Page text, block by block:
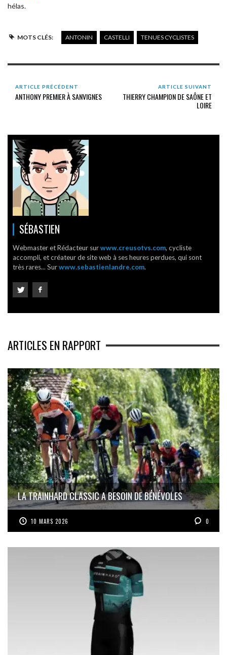
hélas.
MOTS CLÉS: ANTONIN CASTELLI TENUES CYCLISTES
ARTICLE PRÉCÉDENT
ANTHONY PREMIER À SANVIGNES
ARTICLE SUIVANT
THIERRY CHAMPION DE SAÔNE ET
LOIRE
SÉBASTIEN
Webmaster et Rédacteur surwww.creusotvs.com, cycliste
accompli, et créateur de site web à ses heures perdues, qui sont
très rares... Surwww.sebastienlandre.com.
ARTICLES EN RAPPORT
LA TRAINHARD CLASSIC A BESOIN DE BÉNÉVOLES
10 MARS 2026 0